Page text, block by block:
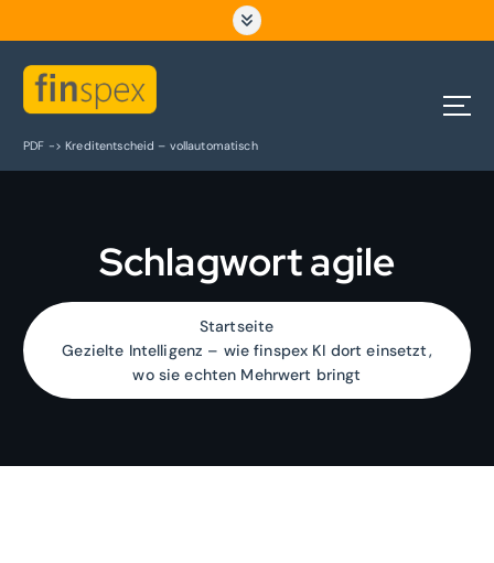
PDF -> Kreditentscheid – vollautomatisch
Schlagwort agile
Startseite
Gezielte Intelligenz – wie finspex KI dort einsetzt,
wo sie echten Mehrwert bringt